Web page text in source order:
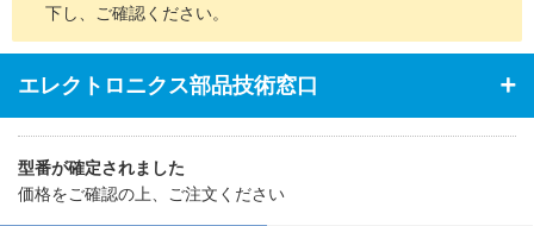
下し、ご確認ください。
エレクトロニクス部品技術窓口
型番が確定されました
価格をご確認の上、ご注文ください